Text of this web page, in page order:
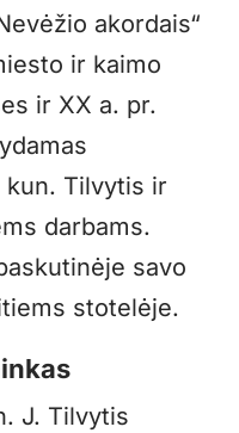
akordais“
ir kaimo
ir XX a. pr.
kun. Tilvytis ir
darbams.
savo
stotelėje.
J. Tilvytis